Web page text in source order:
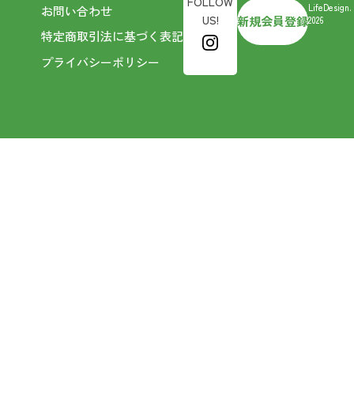
お問い合わせ
特定商取引法に基づく表記
プライバシーポリシー
US!
新規会員登録
LifeDesign.
2026